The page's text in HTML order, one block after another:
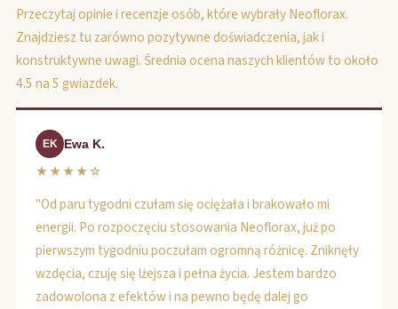
Przeczytaj opinie i recenzje osób, które wybrały Neoflorax.
Znajdziesz tu zarówno pozytywne doświadczenia, jak i
konstruktywne uwagi. Średnia ocena naszych klientów to około
4.5 na 5 gwiazdek.
EK Ewa K.
★★★★☆
"Od paru tygodni czułam się ociężała i brakowało mi
energii. Po rozpoczęciu stosowania Neoflorax, już po
pierwszym tygodniu poczułam ogromną różnicę. Zniknęły
wzdęcia, czuję się lżejsza i pełna życia. Jestem bardzo
zadowolona z efektów i na pewno będę dalej go